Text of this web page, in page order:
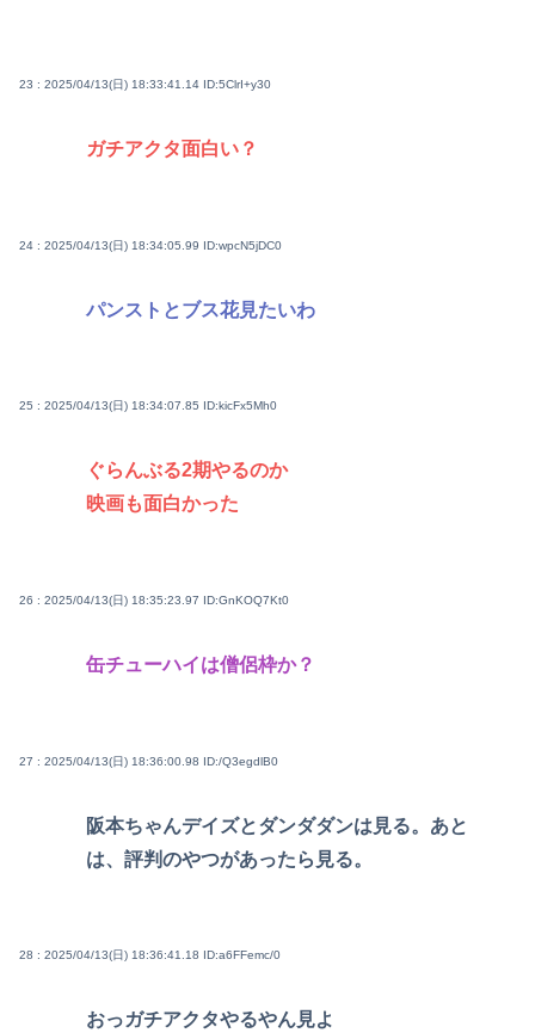
23 : 2025/04/13(日) 18:33:41.14 ID:5ClrI+y30
ガチアクタ面白い？
24 : 2025/04/13(日) 18:34:05.99 ID:wpcN5jDC0
パンストとブス花見たいわ
25 : 2025/04/13(日) 18:34:07.85 ID:kicFx5Mh0
ぐらんぶる2期やるのか
映画も面白かった
26 : 2025/04/13(日) 18:35:23.97 ID:GnKOQ7Kt0
缶チューハイは僧侶枠か？
27 : 2025/04/13(日) 18:36:00.98 ID:/Q3egdlB0
阪本ちゃんデイズとダンダダンは見る。あと
は、評判のやつがあったら見る。
28 : 2025/04/13(日) 18:36:41.18 ID:a6FFemc/0
おっガチアクタやるやん見よ